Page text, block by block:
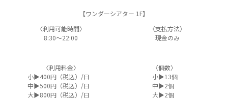
【ワンダーシアター 1F】
〈利用可能時間〉
8:30～22:00
〈支払方法〉
現金のみ
〈利用料金〉
小▶400円（税込）/日
中▶500円（税込）/日
大▶800円（税込）/日
〈個数〉
小▶13個
中▶2個
大▶2個